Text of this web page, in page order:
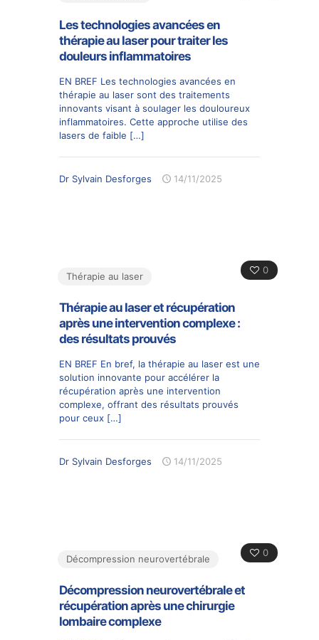
Les technologies avancées en
thérapie au laser pour traiter les
douleurs inflammatoires
EN BREF Les technologies avancées en
thérapie au laser sont des traitements
innovants visant à soulager les douloureux
inflammatoires. Cette approche utilise des
lasers de faible […]
Dr Sylvain Desforges 14/11/2025
0
Thérapie au laser
Thérapie au laser et récupération
après une intervention complexe :
des résultats prouvés
EN BREF En bref, la thérapie au laser est une
solution innovante pour accélérer la
récupération après une intervention
complexe, offrant des résultats prouvés
pour ceux […]
Dr Sylvain Desforges 14/11/2025
0
Décompression neurovertébrale
Décompression neurovertébrale et
récupération après une chirurgie
lombaire complexe